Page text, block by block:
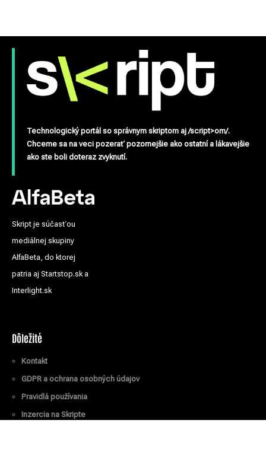
Technologický portál so správnym skriptom aj /script>om/.
Chceme sa na veci pozerať pozornejšie ako ostatní a lákavejšie
ako ste boli doteraz zvyknutí.
Skript je súčasťou
mediálnej skupiny
AlfaBeta, do ktorej
patria aj Startstop.sk a
Interlight.sk
Dôležité
Kontakt
GDPR a ochrana osobných údajov
Pravidlá používania
Inzercia na Skripte